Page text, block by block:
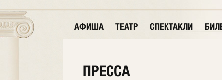
АФИША ТЕАТР СПЕКТАКЛИ
ПРЕССА